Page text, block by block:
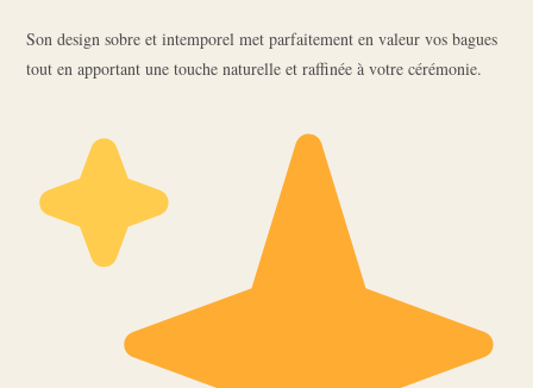
Son design sobre et intemporel met parfaitement en valeur vos bagues
tout en apportant une touche naturelle et raffinée à votre cérémonie.